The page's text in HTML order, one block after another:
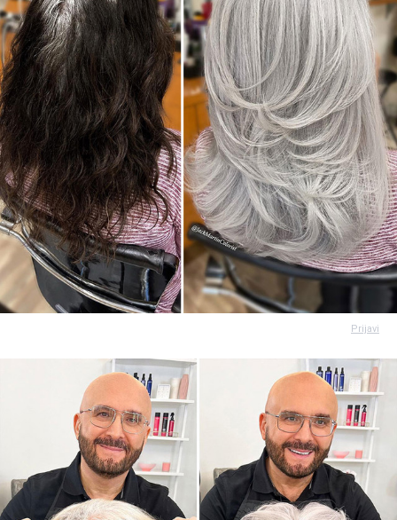
Prijavi